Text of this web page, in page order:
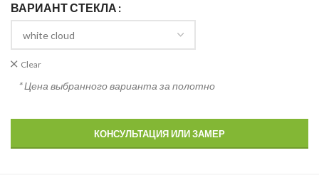
ВАРИАНТ СТЕКЛА
Clear
* Цена выбранного варианта за полотно
КОНСУЛЬТАЦИЯ ИЛИ ЗАМЕР